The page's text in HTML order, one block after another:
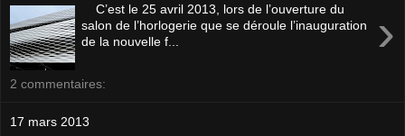
›
C’est le 25 avril 2013, lors de l’ouverture du
salon de l’horlogerie que se déroule l’inauguration
de la nouvelle f...
2 commentaires:
17 mars 2013